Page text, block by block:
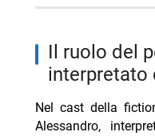
il ruolo del personaggio
interpretato
Nel cast della
Alessandro,